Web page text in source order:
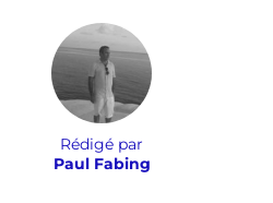
Rédigé par
Paul Fabing